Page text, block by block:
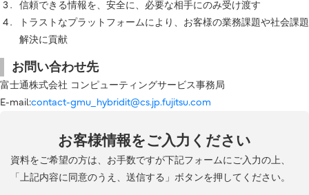
信頼できる情報を、安全に、必要な相手にのみ受け渡す
トラストなプラットフォームにより、お客様の業務課題や社会課題
解決に貢献
お問い合わせ先
富士通株式会社 コンピューティングサービス事務局
E-mail:contact-gmu_hybridit@cs.jp.fujitsu.com
お客様情報をご入力ください
資料をご希望の方は、お手数ですが下記フォームにご入力の上、
「上記内容に同意のうえ、送信する」ボタンを押してください。